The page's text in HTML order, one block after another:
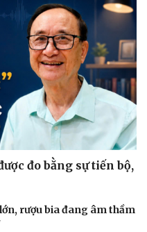
Đời sống
Blog
Tình yêu - Gia đình
đo bằng sự tiến bộ,
rượu bia đang âm thầm